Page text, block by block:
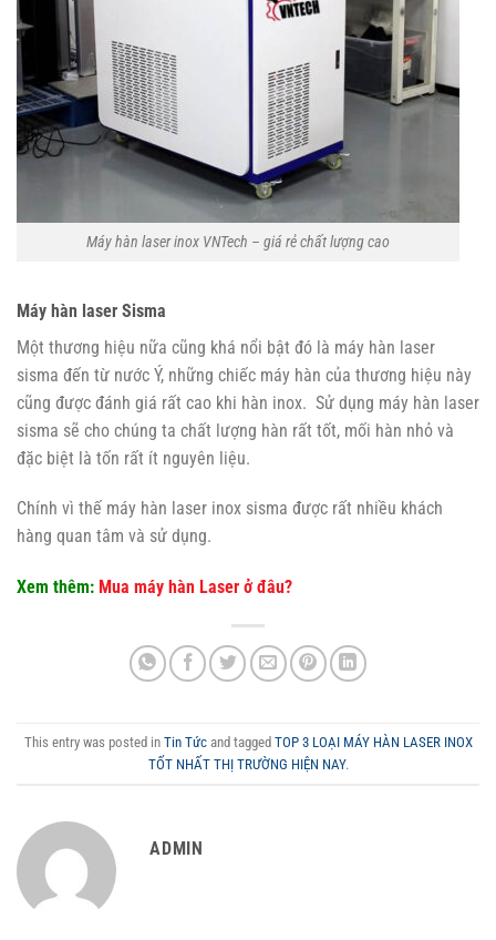
Máy hàn laser inox VNTech – giá rẻ chất lượng cao
Máy hàn laser Sisma
Một thương hiệu nữa cũng khá nổi bật đó là máy hàn laser
sisma đến từ nước Ý, những chiếc máy hàn của thương hiệu này
cũng được đánh giá rất cao khi hàn inox. Sử dụng máy hàn laser
sisma sẽ cho chúng ta chất lượng hàn rất tốt, mối hàn nhỏ và
đặc biệt là tốn rất ít nguyên liệu.
Chính vì thế máy hàn laser inox sisma được rất nhiều khách
hàng quan tâm và sử dụng.
Xem thêm: Mua máy hàn Laser ở đâu?
This entry was posted in Tin Tứcand tagged TOP 3 LOẠI MÁY HÀN LASER INOX
TỐT NHẤT THỊ TRƯỜNG HIỆN NAY.
ADMIN